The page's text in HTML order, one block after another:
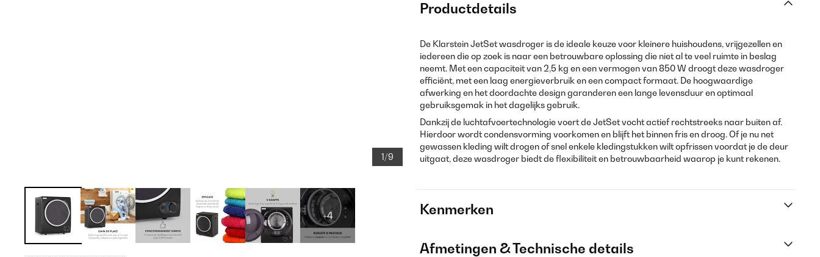
1/9
+4
Productdetails
De Klarstein JetSet wasdroger is de ideale keuze voor kleinere huishoudens, vrijgezellen en
iedereen die op zoek is naar een betrouwbare oplossing die niet al te veel ruimte in beslag
neemt. Met een capaciteit van 2,5 kg en een vermogen van 850 W droogt deze wasdroger
efficiënt, met een laag energieverbruik en een compact formaat. De hoogwaardige
afwerking en het doordachte design garanderen een lange levensduur en optimaal
gebruiksgemak in het dagelijks gebruik.
Dankzij de luchtafvoertechnologie voert de JetSet vocht actief rechtstreeks naar buiten af.
Hierdoor wordt condensvorming voorkomen en blijft het binnen fris en droog. Of je nu net
gewassen kleding wilt drogen of snel enkele kledingstukken wilt opfrissen voordat je de deur
uitgaat, deze wasdroger biedt de flexibiliteit en betrouwbaarheid waarop je kunt rekenen.
Kenmerken
Afmetingen & Technische details